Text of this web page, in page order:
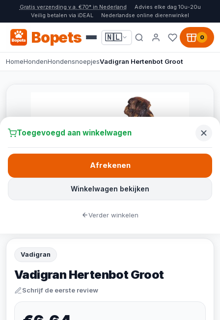
Gratis verzending v.a. €70* in Nederland
Advies elke dag 10u-20u
Veilig betalen via iDEAL
Nederlandse online dierenwinkel
Bopets 🇳🇱 0
HomeHondenHondensnoepjesVadigran Hertenbot Groot
Vadigran
Vadigran Hertenbot Groot
Schrijf de eerste review
Toegevoegd aan winkelwagen
Winkelwagen bekijken
Afrekenen
Verder winkelen